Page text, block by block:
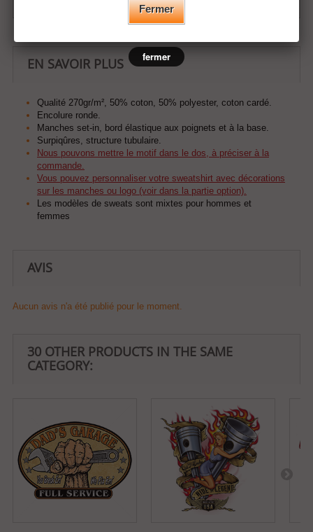
EN SAVOIR PLUS
Qualité 270gr/m², 50% coton, 50% polyester, coton cardé.
Encolure ronde.
Manches set-in, bord élastique aux poignets et à la base.
Surpiqûres, structure tubulaire.
Nous pouvons mettre le motif dans le dos, à préciser à la
commande.
Vous pouvez personnaliser votre sweatshirt avec décorations
sur les manches ou logo (voir dans la partie option).
Les modèles de sweats sont mixtes pour hommes et
femmes
AVIS
Aucun avis n'a été publié pour le moment.
30 OTHER PRODUCTS IN THE SAME
CATEGORY:
Fermer
fermer